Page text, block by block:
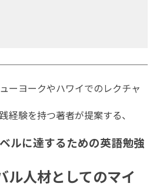
ーヨークやハワイでのレクチャ
経験を持つ著者が提案する、
ルに達するための英語勉強
ル人材としてのマイ